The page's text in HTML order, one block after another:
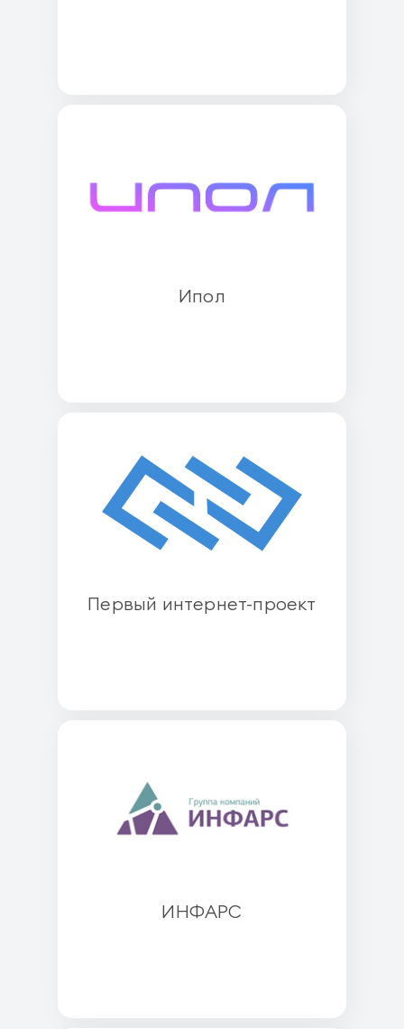
Ипол
Первый интернет-проект
ИНФАРС